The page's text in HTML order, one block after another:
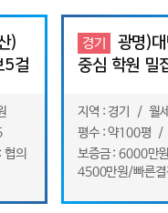
)
5걸
의
경기
광명)
중심 학원 밀
형 태권도장
지역 : 경기 / 월
평수 : 약100평 /
보증금 : 6000만
4500만원/빠른결